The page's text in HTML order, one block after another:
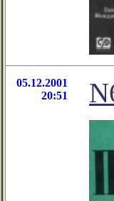
05.12.2001
20:51